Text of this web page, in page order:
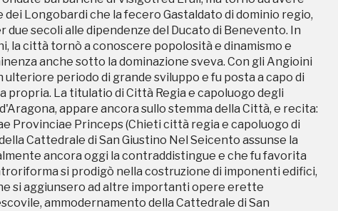
Longobardi che la fecero Gastaldato di dominio regio,
secoli alle dipendenze del Ducato di Benevento. In
la città tornò a conoscere popolosità e dinamismo e
anche sotto la dominazione sveva. Con gli Angioini
periodo di grande sviluppo e fu posta a capo di
La titulatio di Città Regia e capoluogo degli
appare ancora sullo stemma della Città, e recita:
Provinciae Princeps (Chieti città regia e capoluogo di
Cattedrale di San Giustino Nel Seicento assunse la
ancora oggi la contraddistingue e che fu favorita
si prodigò nella costruzione di imponenti edifici,
si aggiunsero ad altre importanti opere erette
ammodernamento della Cattedrale di San
Provinciae Princeps (Chieti città regia e capoluogo di
Cattedrale di San Giustino Nel Seicento assunse la
ancora oggi la contraddistingue e che fu favorita
si prodigò nella costruzione di imponenti edifici,
si aggiunsero ad altre importanti opere erette
ammodernamento della Cattedrale di San
di peste, la città vide ridurre drasticamente i
il compito di eleggere il Camerlengo e i
amministrazione. Nella seconda metà del XVIII
soprattutto culturale, che portò all'istituzione di scuole
Federico Valignani fonda la nota Colonia Tegea) con
artistico. Nell'Ottocento ebbe inizio l'occ